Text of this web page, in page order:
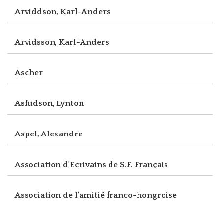
Arviddson, Karl-Anders
Arvidsson, Karl-Anders
Ascher
Asfudson, Lynton
Aspel, Alexandre
Association d'Ecrivains de S.F. Français
Association de l'amitié franco-hongroise